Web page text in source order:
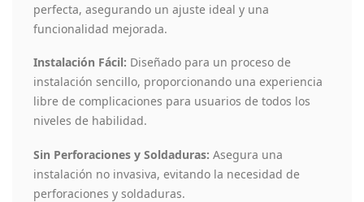
perfecta, asegurando un ajuste ideal y una
funcionalidad mejorada.
Instalación Fácil: Diseñado para un proceso de
instalación sencillo, proporcionando una experiencia
libre de complicaciones para usuarios de todos los
niveles de habilidad.
Sin Perforaciones y Soldaduras: Asegura una
instalación no invasiva, evitando la necesidad de
perforaciones y soldaduras.